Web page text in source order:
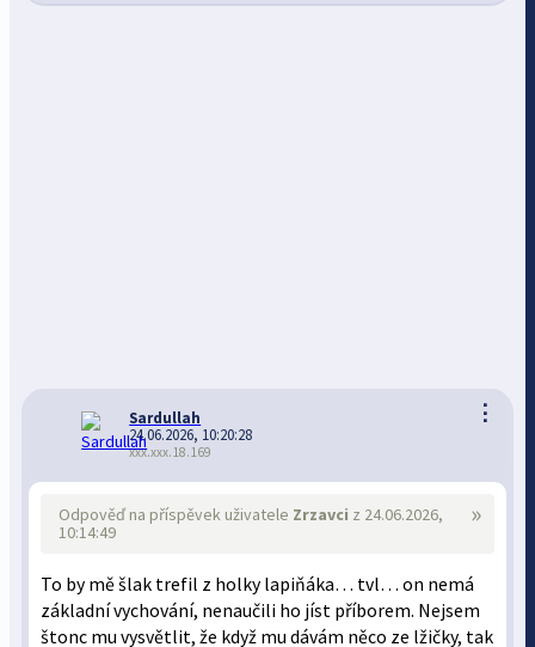
⋮
Sardullah
24.06.2026, 10:20:28
xxx.xxx.18.169
»
Odpověď na příspěvek uživatele Zrzavci z 24.06.2026,
10:14:49
To by mě šlak trefil z holky lapiňáka… tvl… on nemá
základní vychování, nenaučili ho jíst příborem. Nejsem
štonc mu vysvětlit, že když mu dávám něco ze lžičky, tak